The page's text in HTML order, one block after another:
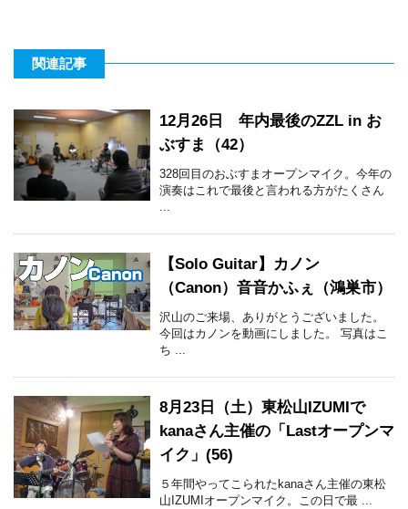
関連記事
12月26日 年内最後のZZL in お
ぶすま（42）
328回目のおぶすまオープンマイク。今年の
演奏はこれで最後と言われる方がたくさん
...
【Solo Guitar】カノン
（Canon）音音かふぇ（鴻巣市）
沢山のご来場、ありがとうございました。
今回はカノンを動画にしました。 写真はこ
ち ...
8月23日（土）東松山IZUMIで
kanaさん主催の「Lastオープンマ
イク」(56)
５年間やってこられたkanaさん主催の東松
山IZUMIオープンマイク。この日で最 ...